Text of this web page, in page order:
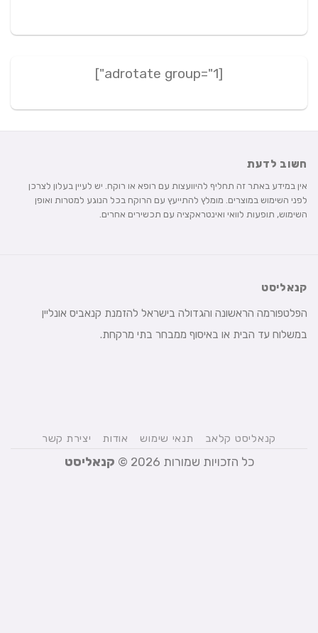
חשוב לדעת
אין במידע באתר זה תחליף להיוועצות עם רופא או רוקח. יש לעיין בעלון לצרכן
לפני השימוש במוצרים. מומלץ להתייעץ עם הרוקח בכל הנוגע למטרות ואופן
השימוש, תופעות לוואי ואינטראקציה עם תכשירים אחרים.
קנאליסט
הפלטפורמה הראשונה והגדולה בישראל להזמנת קנאביס אונליין
במשלוח עד הבית או באיסוף ממבחר בתי מרקחת.
קנאליסט קלאב תנאי שימוש אודות יצירת קשר
כל הזכויות שמורות 2026 © קנאליסט